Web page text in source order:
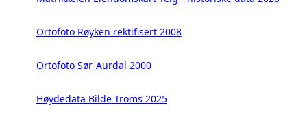
Ortofoto Røyken rektifisert 2008
Ortofoto Sør-Aurdal 2000
Høydedata Bilde Troms 2025